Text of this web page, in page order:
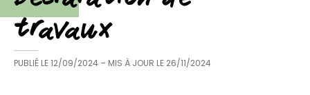
travaux
PUBLIÉ LE12/09/2024 – MIS À JOUR LE 26/11/2024